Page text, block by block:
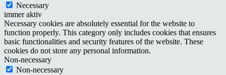
Necessary
immer aktiv
Necessary cookies are absolutely essential for the website to
function properly. This category only includes cookies that ensures
basic functionalities and security features of the website. These
cookies do not store any personal information.
Non-necessary
Non-necessary